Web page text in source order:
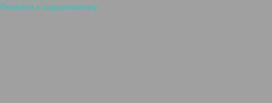
Перейти к содержимому